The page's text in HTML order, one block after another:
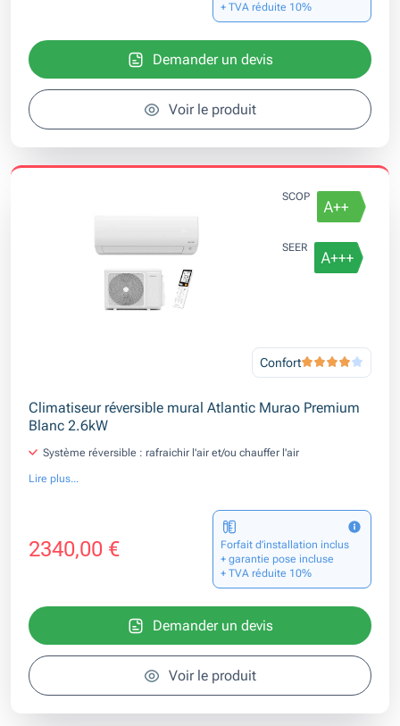
+ TVA réduite 10%
Demander un devis
Voir le produit
SCOP
SEER
Confort
Climatiseur réversible mural Atlantic Murao Premium
Blanc 2.6kW
Système réversible : rafraichir l'air et/ou chauffer l'air
Lire plus...
2340,00 €
Forfait d’installation inclus
+ garantie pose incluse
+ TVA réduite 10%
Demander un devis
Voir le produit